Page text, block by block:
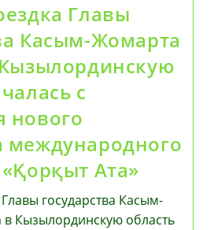
Главы
Касым-Жомарта
с
нового
международного
Ата»
государства Касым-
Кызылординскую область